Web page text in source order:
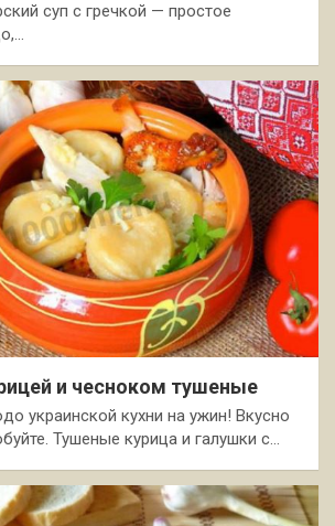
суп с гречкой — простое
и чесноком тушеные
украинской кухни на ужин! Вкусно
Тушеные курица и галушки с…